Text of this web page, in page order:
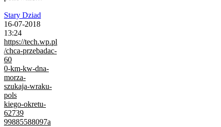
Stary Dziad
16-07-2018
13:24
https://tech.wp.pl
/chca-przebadac-
60
0-km-kw-dna-
morza-
szukaja-wraku-
pols
kiego-okretu-
62739
99885588097a